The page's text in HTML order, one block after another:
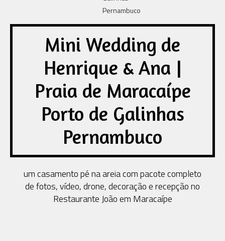
Mini Wedding de
Henrique & Ana |
Praia de Maracaípe
Porto de Galinhas
Pernambuco
um casamento pé na areia com pacote completo
de fotos, vídeo, drone, decoração e recepção no
Restaurante João em Maracaípe